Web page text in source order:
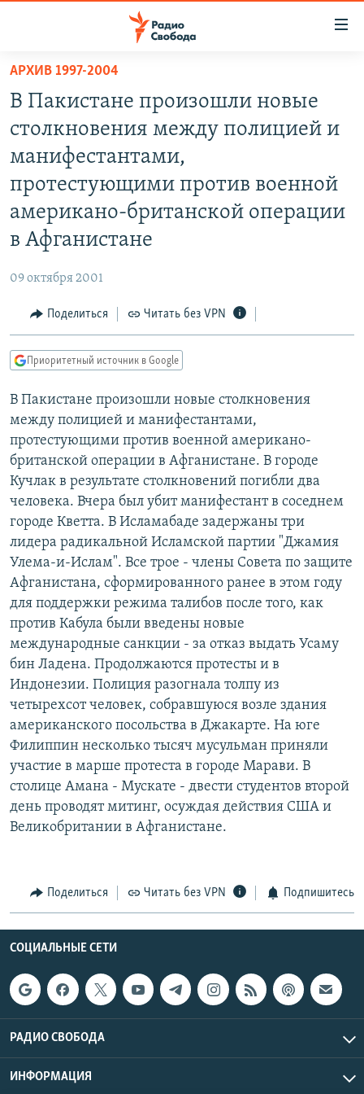
упрощенного
доступа
основному
содержанию
Вернутся
главной
Вернутся
поиску
АВТОРСКИЕ ПРОЕКТЫ
МНЕНИЯ
КУЛЬТУРА
СЕВЕР.РЕАЛИИ
СИБИРЬ.РЕАЛИИ
ПОДПИШИТЕСЬ НА РАССЫЛКУ
СОЦИАЛЬНЫЕ СЕТИ
Все сайты РСЕ/РС
АРХИВ 1997-2004
В Пакистане произошли новые
столкновения между полицией и
манифестантами,
протестующими против военной
американо-британской операции
в Афганистане
09 октября 2001
Поделиться Читать без VPN
Приоритетный источник в Google
В Пакистане произошли новые столкновения
между полицией и манифестантами,
протестующими против военной американо-
британской операции в Афганистане. В городе
Кучлак в результате столкновений погибли два
человека. Вчера был убит манифестант в соседнем
городе Кветта. В Исламабаде задержаны три
лидера радикальной Исламской партии "Джамия
Улема-и-Ислам". Все трое - члены Совета по защите
Афганистана, сформированного ранее в этом году
для поддержки режима талибов после того, как
против Кабула были введены новые
международные санкции - за отказ выдать Усаму
бин Ладена. Продолжаются протесты и в
Индонезии. Полиция разогнала толпу из
четырехсот человек, собравшуюся возле здания
американского посольства в Джакарте. На юге
Филиппин несколько тысяч мусульман приняли
участие в марше протеста в городе Марави. В
столице Амана - Мускате - двести студентов второй
день проводят митинг, осуждая действия США и
Великобритании в Афганистане.
Поделиться Читать без VPN Подпишитесь
СОЦИАЛЬНЫЕ СЕТИ
РАДИО СВОБОДА
ИНФОРМАЦИЯ